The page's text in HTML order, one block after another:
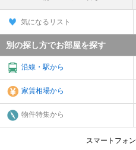
気になるリスト
別の探し方でお部屋を探す
沿線・駅から
家賃相場から
物件特集から
スマートフォン